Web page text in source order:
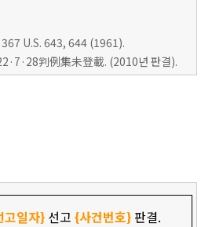
U.S. 643, 644 (1961).
判例集未登載. (2010년 판결).
고일자}선고 {사건번호}판결.